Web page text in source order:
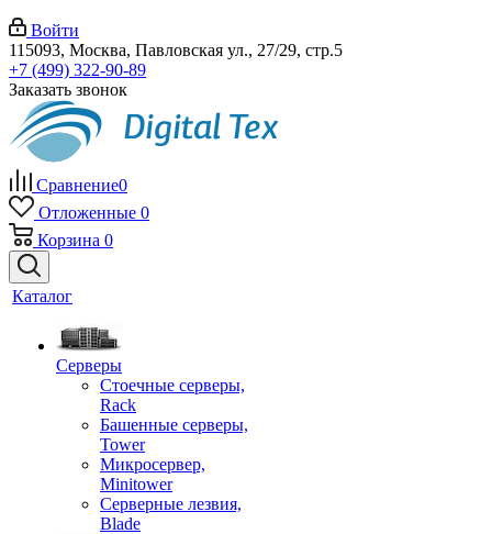
Войти
115093, Москва, Павловская ул., 27/29, стр.5
+7 (499) 322-90-89
Заказать звонок
Сравнение0
Отложенные 0
Корзина 0
Каталог
Серверы
Стоечные серверы,
Rack
Башенные серверы,
Tower
Микросервер,
Minitower
Серверные лезвия,
Blade